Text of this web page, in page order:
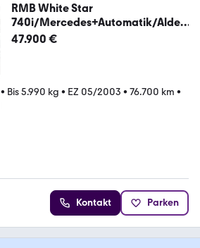
RMB White Star
740i/Mercedes+Automatik/Alde/
2xKlima
47.900 €
• Bis 5.990 kg • EZ 05/2003 • 76.700 km •
Kontakt Parken